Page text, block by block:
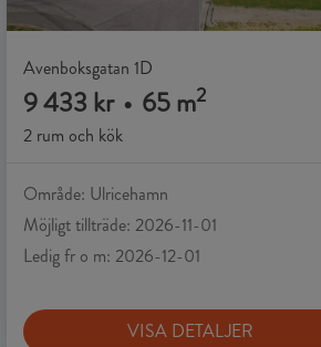
Avenboksgatan 1D
9 433 kr • 65 m2
2 rum och kök
Område: Ulricehamn
Möjligt tillträde: 2026-11-01
Ledig fr o m: 2026-12-01
VISA DETALJER